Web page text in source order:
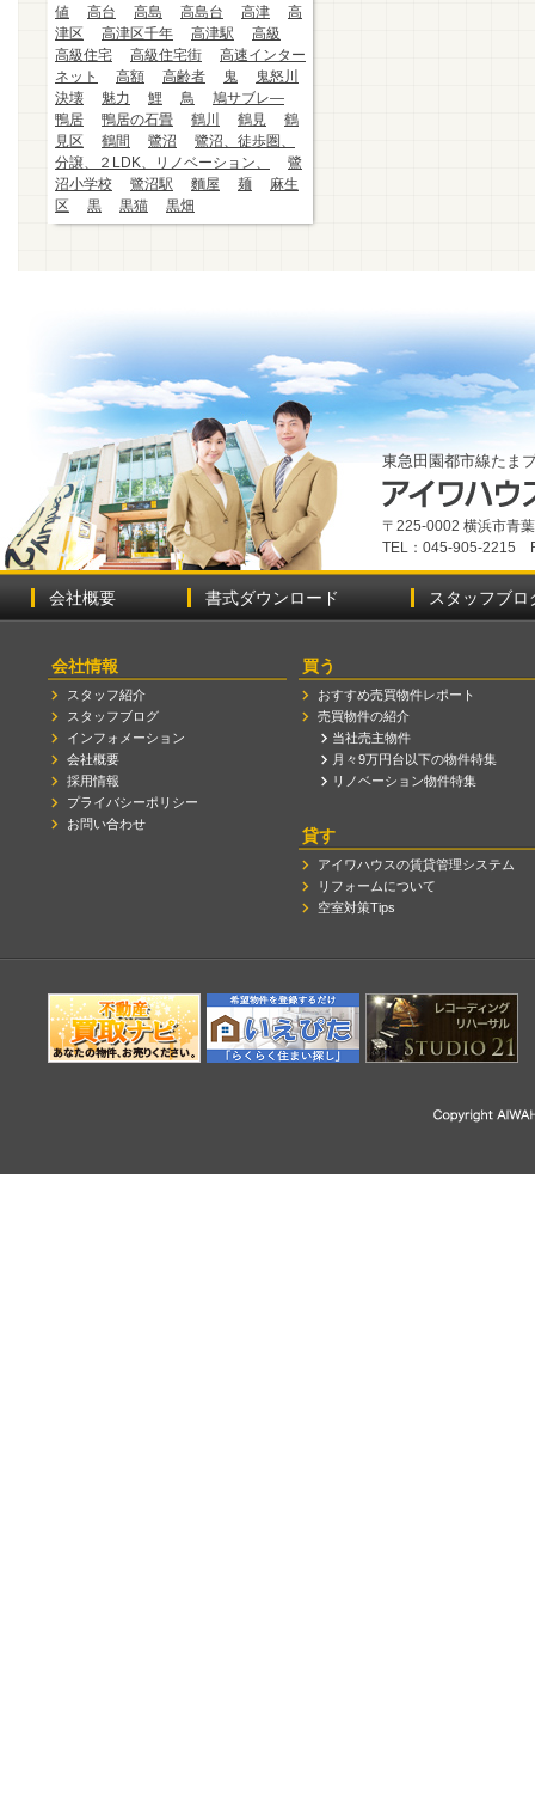
値
高台 高島 高島台 高津
高
津区
高津区千年 高津駅
高級
高級住宅
高級住宅街
高速インター
ネット
高額 高齢者 鬼
鬼怒川
決壊
魅力 鯉 鳥
鳩サブレ―
鴨居
鴨居の石畳 鶴川 鶴見
鶴
見区
鶴間 鷺沼
鷺沼、徒歩圏、
分譲、２LDK、リノベーション、
鷺
沼小学校
鷺沼駅 麵屋 麺
麻生
区
黒 黒猫 黒畑
東急田園都市線たま
〒225-0002 横浜市青
TEL：045-905-2215
会社概要 書式ダウンロード スタッフブロ
会社情報
スタッフ紹介
スタッフブログ
インフォメーション
会社概要
採用情報
プライバシーポリシー
お問い合わせ
買う
おすすめ売買物件レポート
売買物件の紹介
当社売主物件
月々9万円台以下の物件特集
リノベーション物件特集
貸す
アイワハウスの賃貸管理システム
リフォームについて
空室対策Tips